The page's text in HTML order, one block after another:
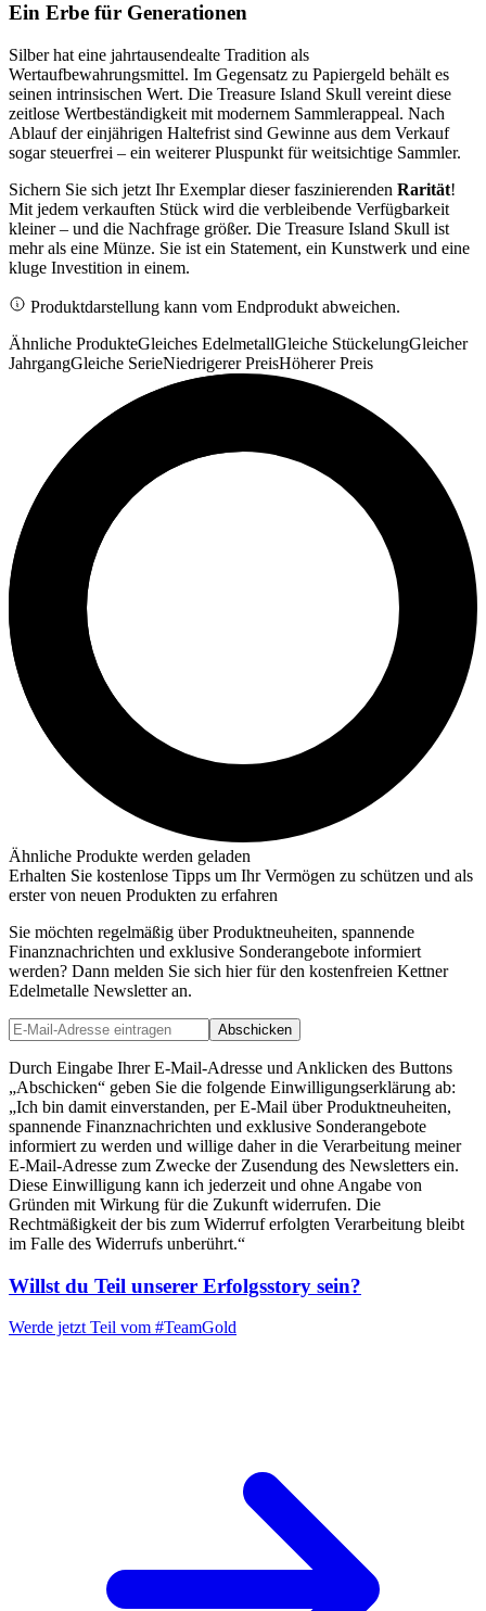
Ein Erbe für Generationen
Silber hat eine jahrtausendealte Tradition als
Wertaufbewahrungsmittel. Im Gegensatz zu Papiergeld behält es
seinen intrinsischen Wert. Die Treasure Island Skull vereint diese
zeitlose Wertbeständigkeit mit modernem Sammlerappeal. Nach
Ablauf der einjährigen Haltefrist sind Gewinne aus dem Verkauf
sogar steuerfrei – ein weiterer Pluspunkt für weitsichtige Sammler.
Sichern Sie sich jetzt Ihr Exemplar dieser faszinierenden Rarität!
Mit jedem verkauften Stück wird die verbleibende Verfügbarkeit
kleiner – und die Nachfrage größer. Die Treasure Island Skull ist
mehr als eine Münze. Sie ist ein Statement, ein Kunstwerk und eine
kluge Investition in einem.
Produktdarstellung kann vom Endprodukt abweichen.
Ähnliche ProdukteGleiches EdelmetallGleiche StückelungGleicher
JahrgangGleiche SerieNiedrigerer PreisHöherer Preis
Ähnliche Produkte werden geladen
Erhalten Sie kostenlose Tipps um Ihr Vermögen zu schützen und als
erster von neuen Produkten zu erfahren
Sie möchten regelmäßig über Produktneuheiten, spannende
Finanznachrichten und exklusive Sonderangebote informiert
werden? Dann melden Sie sich hier für den kostenfreien Kettner
Edelmetalle Newsletter an.
Abschicken
Durch Eingabe Ihrer E-Mail-Adresse und Anklicken des Buttons
„Abschicken“ geben Sie die folgende Einwilligungserklärung ab:
„Ich bin damit einverstanden, per E-Mail über Produktneuheiten,
spannende Finanznachrichten und exklusive Sonderangebote
informiert zu werden und willige daher in die Verarbeitung meiner
E-Mail-Adresse zum Zwecke der Zusendung des Newsletters ein.
Diese Einwilligung kann ich jederzeit und ohne Angabe von
Gründen mit Wirkung für die Zukunft widerrufen. Die
Rechtmäßigkeit der bis zum Widerruf erfolgten Verarbeitung bleibt
im Falle des Widerrufs unberührt.“
Willst du Teil unserer Erfolgsstory sein?
Werde jetzt Teil vom #TeamGold